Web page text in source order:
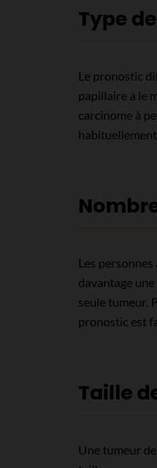
Type
Le pronostic
papillaire a le
carcinome à
Les
davantage
seule tumeur.
pronostic est
Taille
Une tumeur